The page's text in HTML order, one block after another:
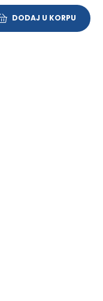
DODAJ U KORPU